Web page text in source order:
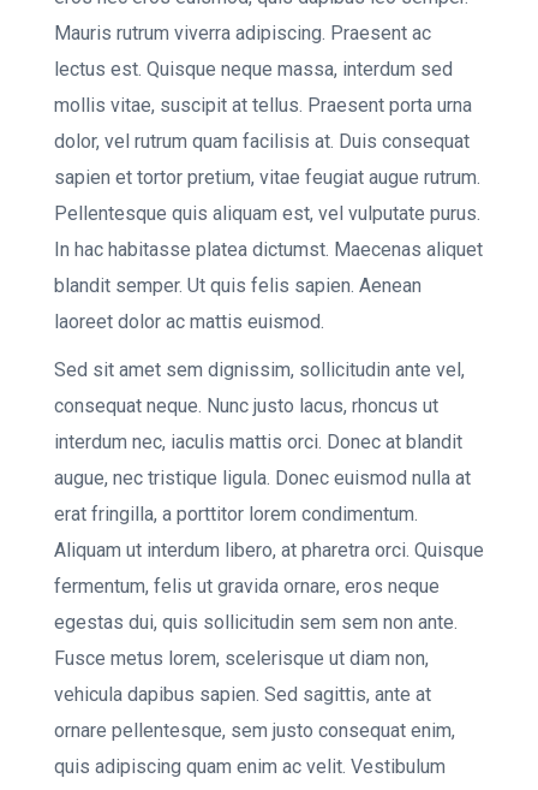
Mauris rutrum viverra adipiscing. Praesent ac
lectus est. Quisque neque massa, interdum sed
mollis vitae, suscipit at tellus. Praesent porta urna
dolor, vel rutrum quam facilisis at. Duis consequat
sapien et tortor pretium, vitae feugiat augue rutrum.
Pellentesque quis aliquam est, vel vulputate purus.
In hac habitasse platea dictumst. Maecenas aliquet
blandit semper. Ut quis felis sapien. Aenean
laoreet dolor ac mattis euismod.
Sed sit amet sem dignissim, sollicitudin ante vel,
consequat neque. Nunc justo lacus, rhoncus ut
interdum nec, iaculis mattis orci. Donec at blandit
augue, nec tristique ligula. Donec euismod nulla at
erat fringilla, a porttitor lorem condimentum.
Aliquam ut interdum libero, at pharetra orci. Quisque
fermentum, felis ut gravida ornare, eros neque
egestas dui, quis sollicitudin sem sem non ante.
Fusce metus lorem, scelerisque ut diam non,
vehicula dapibus sapien. Sed sagittis, ante at
ornare pellentesque, sem justo consequat enim,
quis adipiscing quam enim ac velit. Vestibulum